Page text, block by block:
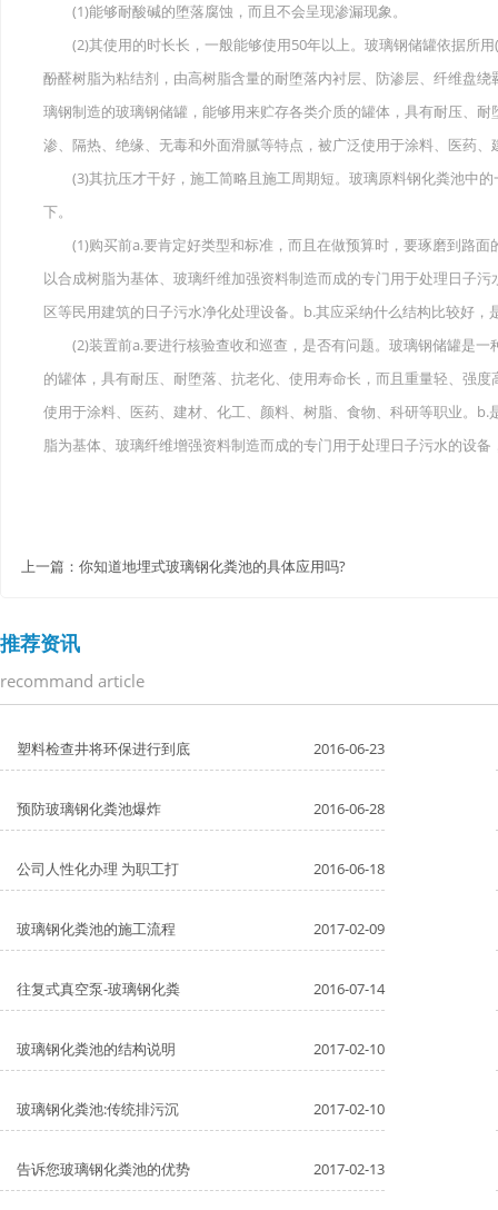
(1)能够耐酸碱的堕落腐蚀，而且不会呈现渗漏现象。
(2)其使用的时长长，一般能够使用50年以上。玻璃钢储罐依据所
酚醛树脂为粘结剂，由高树脂含量的耐堕落内衬层、防渗层、纤维盘
璃钢制造的玻璃钢储罐，能够用来贮存各类介质的罐体，具有耐压、
渗、隔热、绝缘、无毒和外面滑腻等特点，被广泛使用于涂料、医药
(3)其抗压才干好，施工简略且施工周期短。玻璃原料钢化粪池中的
下。
(1)购买前a.要肯定好类型和标准，而且在做预算时，要琢磨到路面
以合成树脂为基体、玻璃纤维加强资料制造而成的专门用于处理日子
区等民用建筑的日子污水净化处理设备。b.其应采纳什么结构比较好
(2)装置前a.要进行核验查收和巡查，是否有问题。玻璃钢储罐是一
的罐体，具有耐压、耐堕落、抗老化、使用寿命长，而且重量轻、强
使用于涂料、医药、建材、化工、颜料、树脂、食物、科研等职业。
脂为基体、玻璃纤维增强资料制造而成的专门用于处理日子污水的设
上一篇： 你知道地埋式玻璃钢化粪池的具体应用吗?
推荐资讯
recommand article
塑料检查井将环保进行到底 2016-06-23
预防玻璃钢化粪池爆炸 2016-06-28
公司人性化办理 为职工打 2016-06-18
玻璃钢化粪池的施工流程 2017-02-09
往复式真空泵-玻璃钢化粪 2016-07-14
玻璃钢化粪池的结构说明 2017-02-10
玻璃钢化粪池:传统排污沉 2017-02-10
告诉您玻璃钢化粪池的优势 2017-02-13